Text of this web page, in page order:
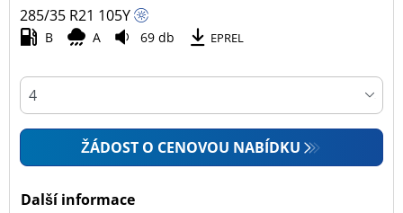
285/35 R21 105Y
B A 69 db EPREL
ŽÁDOST O CENOVOU NABÍDKU
Další informace